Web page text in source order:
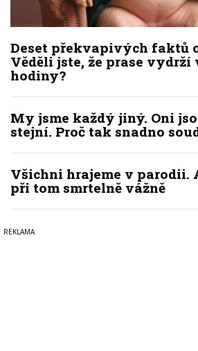
Deset překvapivých faktů
Věděli jste, že prase
hodiny?
My jsme každý jiný. Oni
stejní. Proč tak snadno
Všichni hrajeme v parodii.
při tom smrtelně vážně